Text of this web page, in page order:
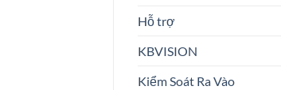
Hỗ trợ
KBVISION
Kiểm Soát Ra Vào